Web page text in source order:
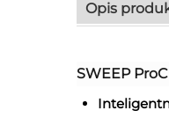
Opis
SWEEP